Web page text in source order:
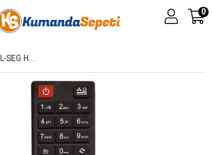
0
VESTEL-SEG HEPSINE UYUMLU LCD KUMANDASI